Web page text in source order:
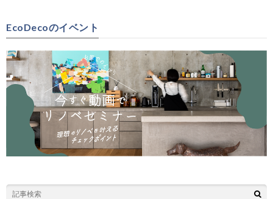
EcoDecoのイベント